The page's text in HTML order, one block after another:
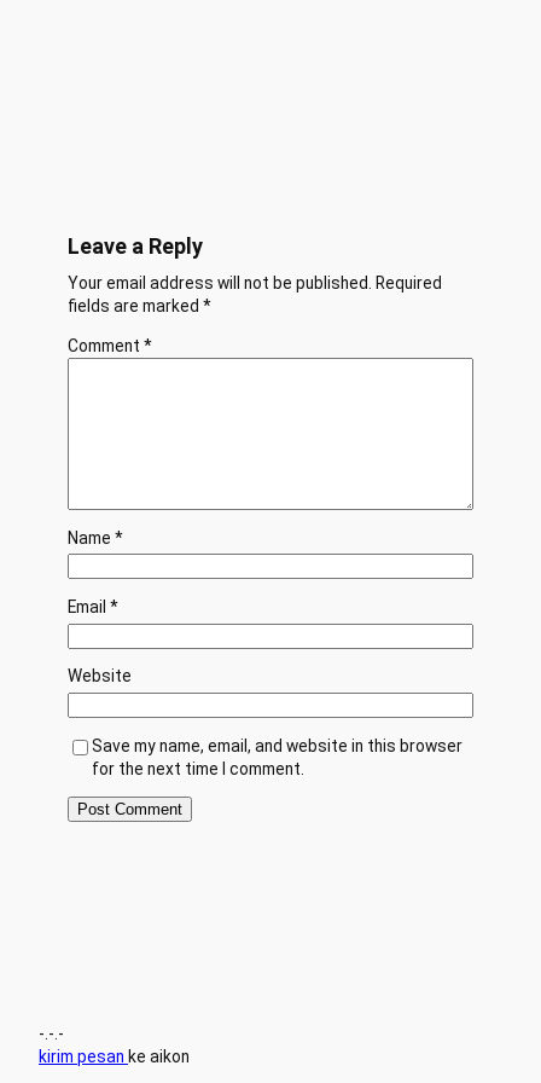
Leave a Reply
Your email address will not be published. Required
fields are marked *
Comment *
Name *
Email *
Website
Save my name, email, and website in this browser
for the next time I comment.
-.-.-
kirim pesan ke aikon